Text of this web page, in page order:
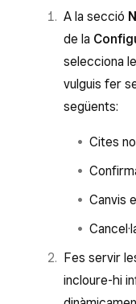
A la secció
de la
selecciona
vulguis fer
següents:
Cites
Canvis
Fes servir
incloure-hi